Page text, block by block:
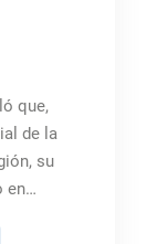
que,
de la
su
en…